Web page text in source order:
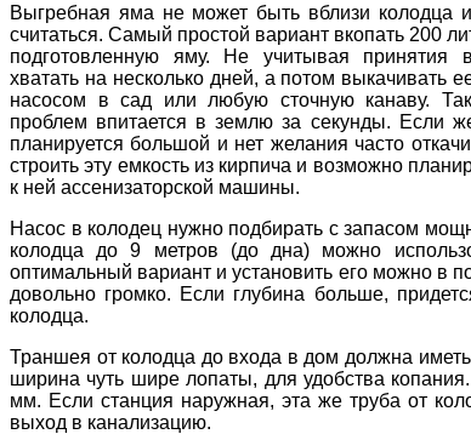
Выгребная яма не может быть вблизи колодца
считаться. Самый простой вариант вкопать 200
подготовленную яму. Не учитывая принятия
хватать на несколько дней, а потом выкачивать
насосом в сад или любую сточную канаву.
проблем впитается в землю за секунды. Если
планируется большой и нет желания часто
строить эту емкость из кирпича и возможно
к ней ассенизаторской машины.
Насос в колодец нужно подбирать с запасом
колодца до 9 метров (до дна) можно
оптимальный вариант и установить его можно в
довольно громко. Если глубина больше,
колодца.
Траншея от колодца до входа в дом должна
ширина чуть шире лопаты, для удобства
мм. Если станция наружная, эта же труба от
выход в канализацию.